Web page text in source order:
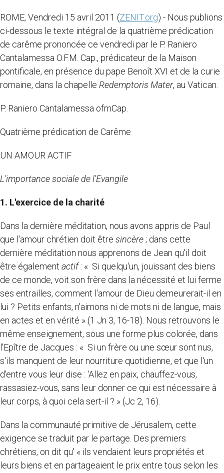
ROME, Vendredi 15 avril 2011 (ZENIT.org) - Nous publions
ci-dessous le texte intégral de la quatrième prédication
de carême prononcée ce vendredi par le P. Raniero
Cantalamessa O.F.M. Cap., prédicateur de la Maison
pontificale, en présence du pape Benoît XVI et de la curie
romaine, dans la chapelle Redemptoris Mater, au Vatican.
P. Raniero Cantalamessa ofmCap.
Quatrième prédication de Carême
UN AMOUR ACTIF
L'importance sociale de l'Evangile
1. L'exercice de la charité
Dans la dernière méditation, nous avons appris de Paul
que l'amour chrétien doit être sincère; dans cette
dernière méditation nous apprenons de Jean qu'il doit
être également actif: « Si quelqu'un, jouissant des biens
de ce monde, voit son frère dans la nécessité et lui ferme
ses entrailles, comment l'amour de Dieu demeurerait-il en
lui ? Petits enfants, n'aimons ni de mots ni de langue, mais
en actes et en vérité » (1 Jn 3, 16-18). Nous retrouvons le
même enseignement, sous une forme plus colorée, dans
l'Epître de Jacques : « Si un frère ou une sœur sont nus,
s'ils manquent de leur nourriture quotidienne, et que l'un
d'entre vous leur dise : ‘Allez en paix, chauffez-vous,
rassasiez-vous, sans leur donner ce qui est nécessaire à
leur corps, à quoi cela sert-il ? » (Jc 2, 16).
Dans la communauté primitive de Jérusalem, cette
exigence se traduit par le partage. Des premiers
chrétiens, on dit qu' « ils vendaient leurs propriétés et
leurs biens et en partageaient le prix entre tous selon les